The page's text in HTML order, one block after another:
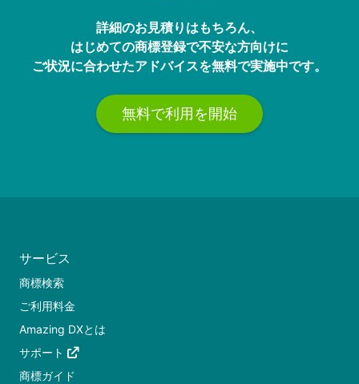
詳細のお見積りはもちろん、
はじめての商標登録で不安な方向けに
ご状況に合わせたアドバイスを無料で実施中です。
無料で利用を開始
サービス
商標検索
ご利用料金
Amazing DXとは
サポート
商標ガイド